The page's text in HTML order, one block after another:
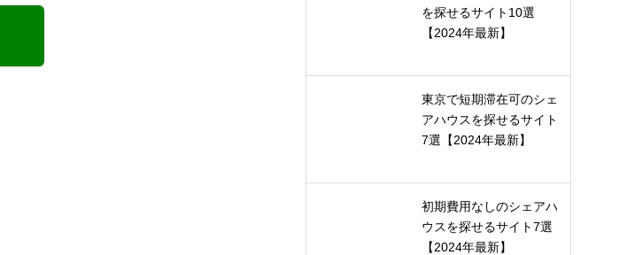
を探せるサイト10選
【2024年最新】
東京で短期滞在可のシェ
アハウスを探せるサイト
7選【2024年最新】
初期費用なしのシェアハ
ウスを探せるサイト7選
【2024年最新】